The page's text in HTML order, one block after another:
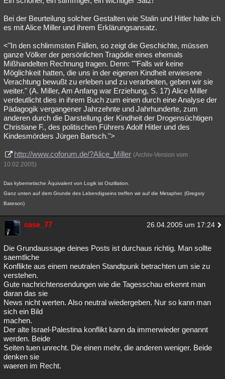
Bei der Beurteilung solcher Gestalten wie Stalin und Hitler halte ich
es mit Alice Miller und ihrem Erklärungsansatz.
<"In den schlimmsten Fällen, so zeigt die Geschichte, müssen
ganze Völker der persönlichen Tragödie eines ehemals
Mißhandelten Rechnung tragen. Denn: ""Falls wir keine
Möglichkeit hatten, die uns in der eigenen Kindheit erwiesene
Verachtung bewußt zu erleben und zu verarbeiten, geben wir sie
weiter." (A. Miller, Am Anfang war Erziehung, S. 17) Alice Miller
verdeutlicht dies in ihrem Buch zum einen durch eine Analyse der
Pädagogik vergangener Jahrzehnte und Jahrhunderte, zum
anderen durch die Darstellung der Kindheit der Drogensüchtigen
Christiane F., des politischen Führers Adolf Hitler und des
Kindesmörders Jürgen Bartsch.">
http://www.coforum.de/?Alice_Miller (Archiv-Version vom
10.02.2005)
Das kybernetische Äquivalent von Logik ist Oszillation.
Ganz unten auf dem Grunde des Lebendigseins treffen wir auf die Metapher. (Gregory
Bateson)
case_77 26.04.2005 um 17:24
Die Grundaussage deines Posts ist durchaus richtig. Man sollte
saemtliche
Konflikte aus einem neutralen Standtpunk betrachten um sie zu
verstehen.
Gute nachrichtensendungen wie die Tagesschau erkennt man
daran das sie
News nicht werten. Also neutral wiedergeben. Nur so kann man
sich ein Bild
machen.
Der alte Israel-Palestina konflikt kann da immerwieder genannt
werden. Beide
Seiten tuen unrecht. Die einen mehr, die anderen weniger. Beide
denken sie
waeren im Recht.